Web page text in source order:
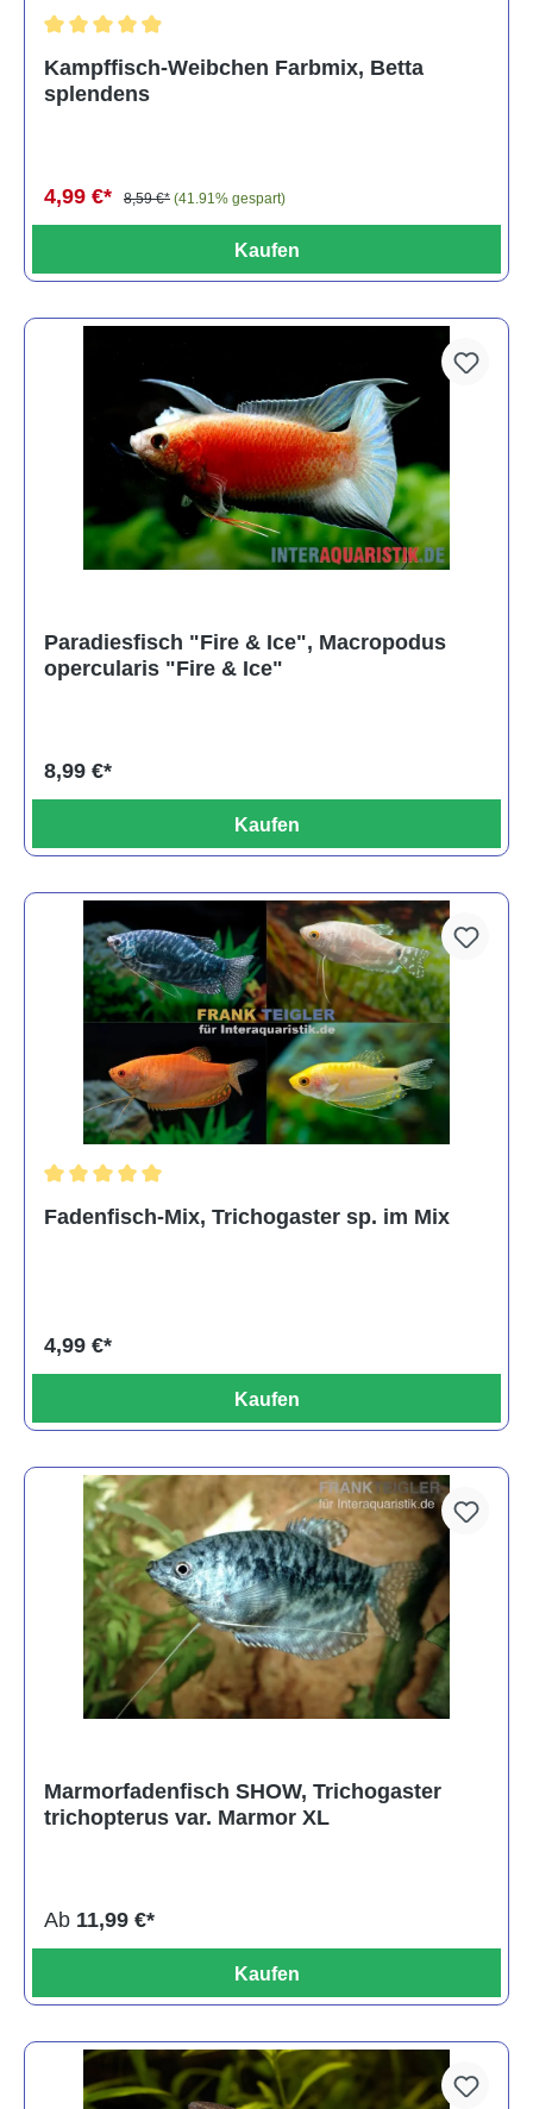
Kampffisch-Weibchen Farbmix, Betta
splendens
4,99 €* 8,59 €* (41.91% gespart)
Kaufen
Paradiesfisch "Fire & Ice", Macropodus
opercularis "Fire & Ice"
8,99 €*
Kaufen
Fadenfisch-Mix, Trichogaster sp. im Mix
4,99 €*
Kaufen
Marmorfadenfisch SHOW, Trichogaster
trichopterus var. Marmor XL
Ab 11,99 €*
Kaufen